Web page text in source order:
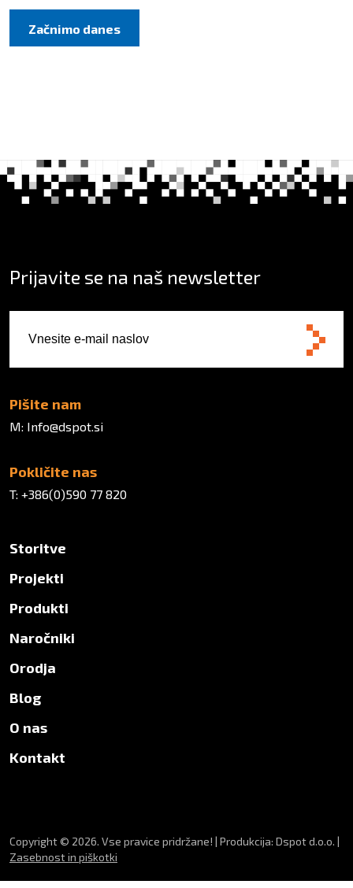
Začnimo danes
Prijavite se na naš newsletter
Pišite nam
M: Info@dspot.si
Pokličite nas
T: +386(0)590 77 820
Storitve
Projekti
Produkti
Naročniki
Orodja
Blog
O nas
Kontakt
Copyright © 2026. Vse pravice pridržane! | Produkcija: Dspot d.o.o. |
Zasebnost in piškotki